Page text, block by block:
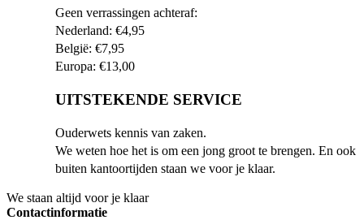
Geen verrassingen achteraf:
Nederland: €4,95
België: €7,95
Europa: €13,00
UITSTEKENDE SERVICE
Ouderwets kennis van zaken.
We weten hoe het is om een jong groot te brengen. En ook
buiten kantoortijden staan we voor je klaar.
We staan altijd voor je klaar
Contactinformatie